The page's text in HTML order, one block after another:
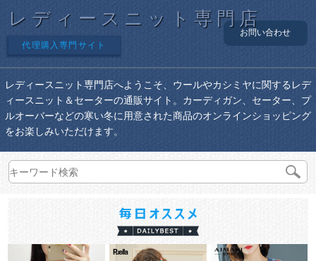
レディースニット専門店
代理購入専門サイト
お問い合わせ
レディースニット専門店へようこそ、ウールやカシミヤに関するレデ
ィースニット＆セーターの通販サイト。カーディガン、セーター、プ
ルオーバーなどの寒い冬に用意された商品のオンラインショッピング
をお楽しみいただけます。